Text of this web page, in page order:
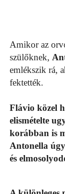
Amikor az
szülőknek,
emlékszik rá,
fektették.
Flávio közel
elismételte
korábban is
Antonella
és